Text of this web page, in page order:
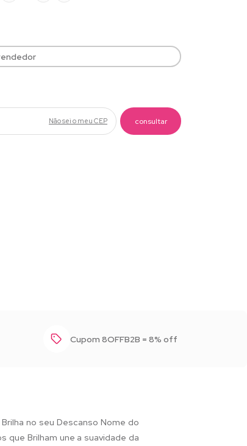
Não sei o meu CEP
Cupom 8OFFB2B = 8% off
no seu Descanso Nome do
que Brilham une a suavidade da